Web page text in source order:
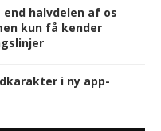
halvdelen af os
kun få kender
i ny app-